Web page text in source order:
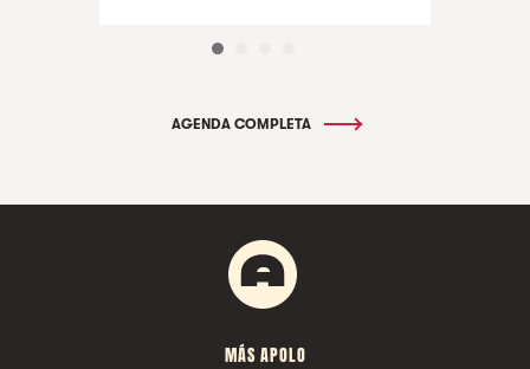
AGENDA COMPLETA
MÁS APOLO